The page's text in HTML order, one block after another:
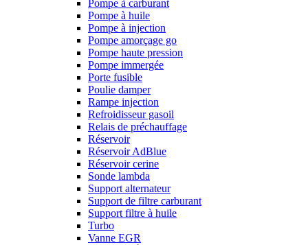
Pompe à carburant
Pompe à huile
Pompe à injection
Pompe amorçage go
Pompe haute pression
Pompe immergée
Porte fusible
Poulie damper
Rampe injection
Refroidisseur gasoil
Relais de préchauffage
Réservoir
Réservoir AdBlue
Réservoir cerine
Sonde lambda
Support alternateur
Support de filtre carburant
Support filtre à huile
Turbo
Vanne EGR